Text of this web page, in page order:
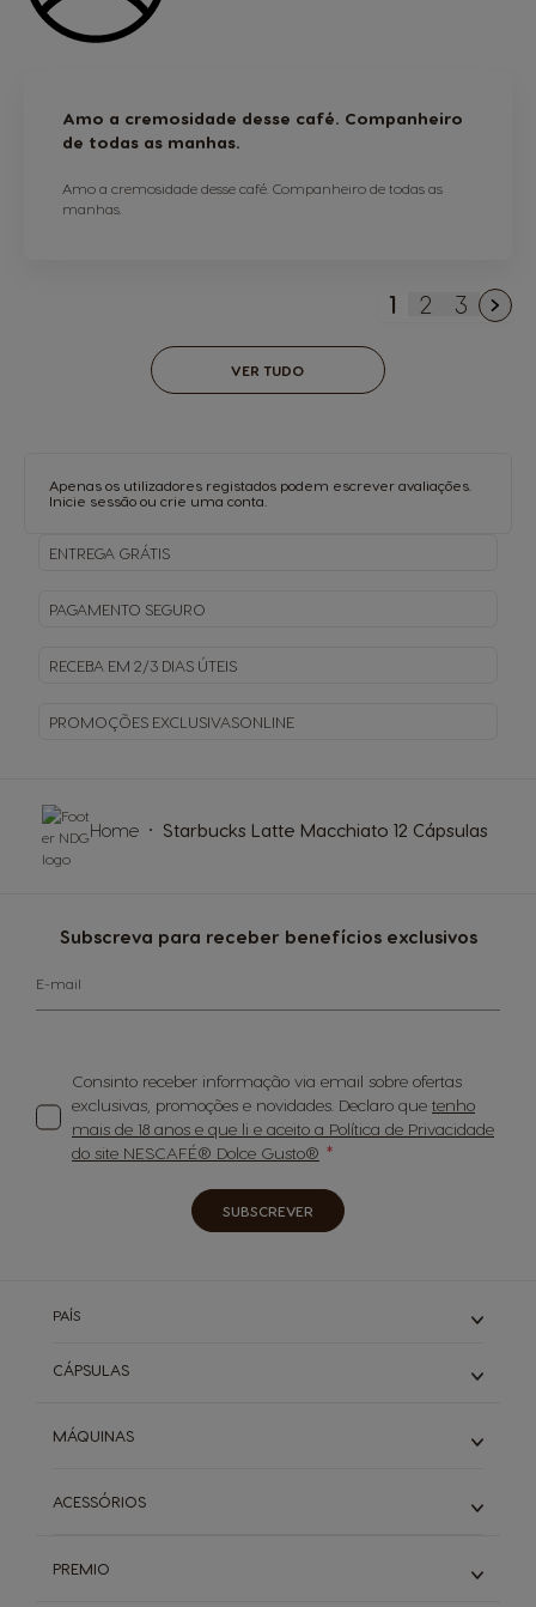
Amo a cremosidade desse café. Companheiro
de todas as manhas.
Amo a cremosidade desse café. Companheiro de todas as
manhas.
Está de
1 Página
2 Página
3
VER TUDO
Apenas os utilizadores registados podem escrever avaliações.
Inicie sessão ou crie uma conta
ENTREGA GRÁTIS
PAGAMENTO SEGURO
RECEBA EM 2/3 DIAS ÚTEIS
PROMOÇÕES EXCLUSIVASONLINE
Subscreva para receber benefícios exclusivos
E-mail
Consinto receber informação via email sobre ofertas
exclusivas, promoções e novidades. Declaro que tenho
mais de 18 anos e que li e aceito a Política de Privacidade
do site NESCAFÉ® Dolce Gusto®
SUBSCREVER
Home Starbucks Latte Macchiato 12 Cápsulas
PAÍS
CÁPSULAS
Cafés Longos
Descafeinados
Buondi & Sical
MÁQUINAS
Infinissima
Mini Me
ACESSÓRIOS
PREMIO